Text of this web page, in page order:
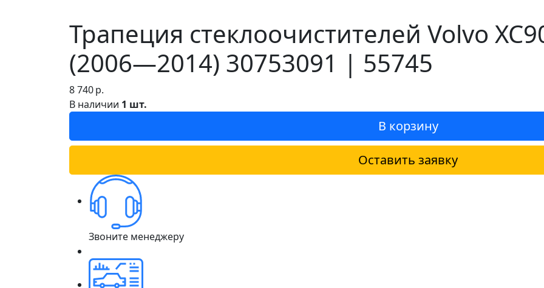
Трапеция стеклоочистителей Volvo
(2006—2014) 30753091 | 55745
8 740р.
В наличии 1 шт.
В корзину
Оставить заявку
Звоните менеджеру